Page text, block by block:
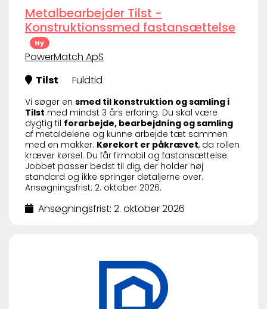
Metalbearbejder Tilst -
Konstruktionssmed fastansættelse
Ny
PowerMatch ApS
Tilst
Fuldtid
Vi søger en smed til konstruktion og samling i
Tilst med mindst 3 års erfaring. Du skal være
dygtig til forarbejde, bearbejdning og samling
af metaldelene og kunne arbejde tæt sammen
med en makker. Kørekort er påkrævet, da rollen
kræver kørsel. Du får firmabil og fastansættelse.
Jobbet passer bedst til dig, der holder høj
standard og ikke springer detaljerne over.
Ansøgningsfrist: 2. oktober 2026.
Ansøgningsfrist: 2. oktober 2026